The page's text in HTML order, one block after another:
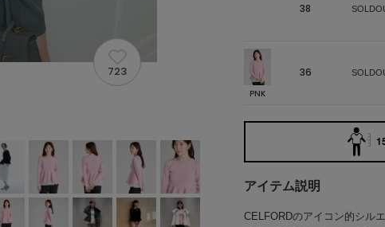
38
PNK
36
アイテム説明
CELFORDのアイコン的シル
723